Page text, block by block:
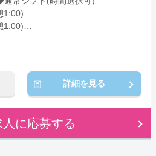
1:00)
1:00)
1:00)
詳細を見る
人に応募する